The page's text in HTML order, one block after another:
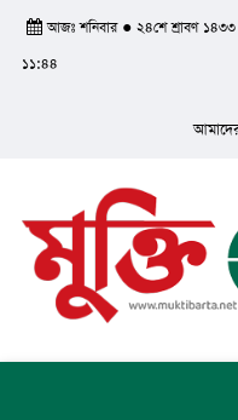
আজঃ শনিবার ● ২৪শে শ্রাবণ
১১:৪৪